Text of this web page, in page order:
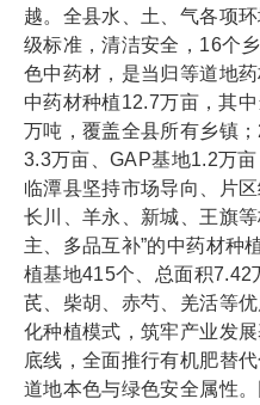
越。全县水、土、气各项
级标准，清洁安全，16个
色中药材，是当归等道地
中药材种植12.7万亩，其
万吨，覆盖全县所有乡镇
3.3万亩、GAP基地1.2万亩
临潭县坚持市场导向、片
长川、羊永、新城、王旗
主、多品互补”的中药材种
植基地415个、总面积7.42
芪、柴胡、赤芍、羌活等
化种植模式，筑牢产业发
底线，全面推行有机肥替
道地本色与绿色安全属性